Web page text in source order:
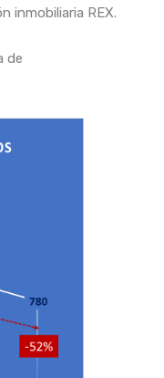
inmobiliaria REX.
de